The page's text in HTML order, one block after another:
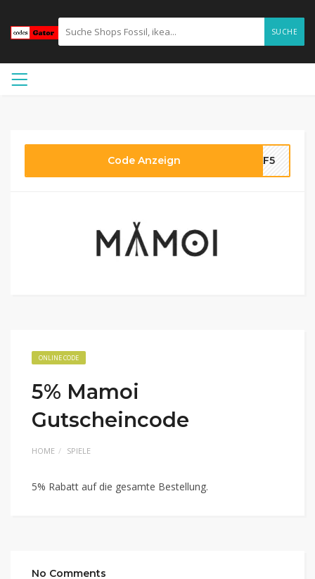
SUCHE
Code Anzeign IAF5
ONLINE CODE
5% Mamoi
Gutscheincode
HOME SPIELE
5% Rabatt auf die gesamte Bestellung.
No Comments